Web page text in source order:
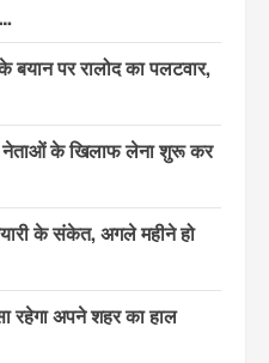
बयान पर रालोद का पलटवार,
नेताओं के खिलाफ लेना शुरू कर
के संकेत, अगले महीने हो
रहेगा अपने शहर का हाल